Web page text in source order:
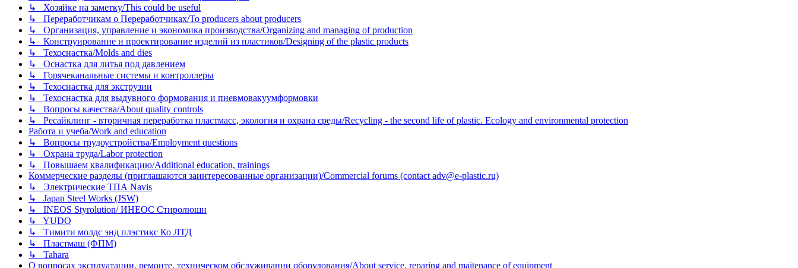
↳ Хозяйке на заметку/This could be useful
↳ Переработчикам о Переработчиках/To producers about producers
↳ Организация, управление и экономика производства/Organizing and managing of production
↳ Конструирование и проектирование изделий из пластиков/Designing of the plastic products
↳ Техоснастка/Molds and dies
↳ Оснастка для литья под давлением
↳ Горячеканальные системы и контроллеры
↳ Техоснастка для экструзии
↳ Техоснастка для выдувного формования и пневмовакуумформовки
↳ Вопросы качества/About quality controls
↳ Ресайклинг - вторичная переработка пластмасс, экология и охрана среды/Recycling - the second life of plastic. Ecology and environmental protection
Работа и учеба/Work and education
↳ Вопросы трудоустройства/Employment questions
↳ Охрана труда/Labor protection
↳ Повышаем квалификацию/Additional education, trainings
Коммерческие разделы (приглашаются заинтересованные организации)/Commercial forums (contact adv@e-plastic.ru)
↳ Электрические ТПА Navis
↳ Japan Steel Works (JSW)
↳ INEOS Styrolution/ ИНЕОС Стиролюшн
↳ YUDO
↳ Тимити молдс энд плэстикс Ко ЛТД
↳ Пластмаш (ФПМ)
↳ Tahara
О вопросах эксплуатации, ремонте, техническом обслуживании оборудования/About service, reparing and maitenance of equipment